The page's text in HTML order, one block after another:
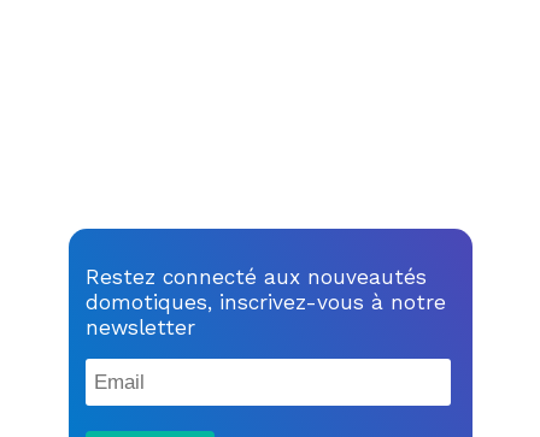
Restez connecté aux nouveautés
domotiques, inscrivez-vous à notre
newsletter